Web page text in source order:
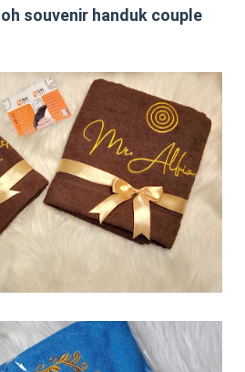
souvenir handuk couple